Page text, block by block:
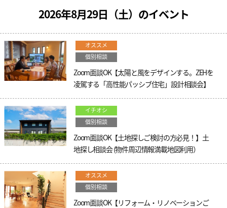
2026年8月29日（土）のイベント
オススメ
個別相談
Zoom面談OK【太陽と風をデザインする。ZEHを
凌駕する「高性能パッシブ住宅」設計相談会】
イチオシ
個別相談
Zoom面談OK【土地探しご検討の方必見！】土
地探し相談会 (物件周辺情報満載地図利用）
オススメ
個別相談
Zoom面談OK【リフォーム・リノベーションご